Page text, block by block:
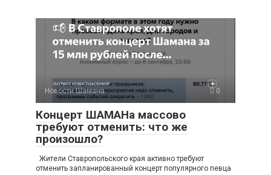
Новости Шамана 0
Концерт ШАМАНа массово
требуют отменить: что же
произошло?
Жители Ставропольского края активно требуют
отменить запланированный концерт популярного певца